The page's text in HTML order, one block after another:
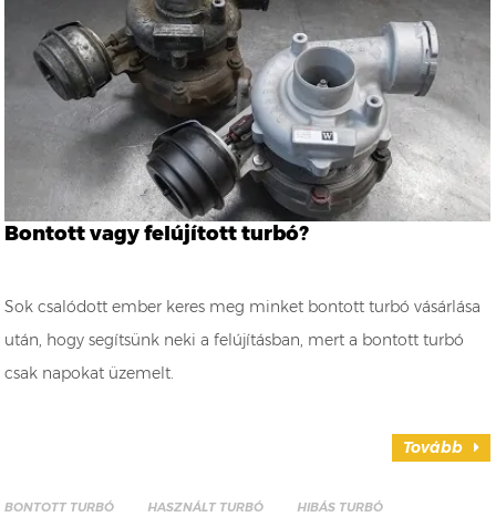
Bontott vagy felújított turbó?
Sok csalódott ember keres meg minket bontott turbó vásárlása
után, hogy segítsünk neki a felújításban, mert a bontott turbó
csak napokat üzemelt.
Tovább
BONTOTT TURBÓ HASZNÁLT TURBÓ
HIBÁS TURBÓ